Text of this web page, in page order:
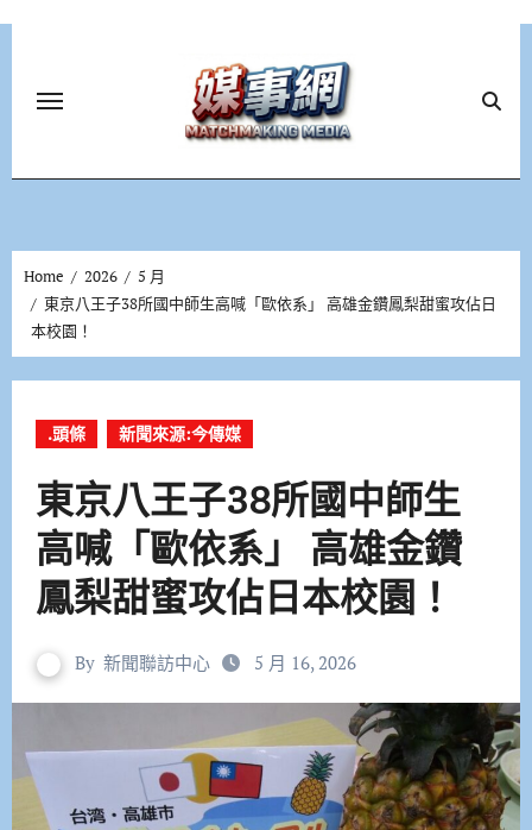
Home 2026
5 月
東京八王子38所國中師生高喊「歐依系」 高雄金鑽鳳梨甜蜜攻佔日
本校園！
.頭條 新聞來源:今傳媒
東京八王子38所國中師生
高喊「歐依系」 高雄金鑽
鳳梨甜蜜攻佔日本校園！
By 新聞聯訪中心 5 月 16, 2026